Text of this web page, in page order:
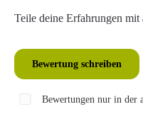
Teile deine Erfahrungen mit
Bewertung schreiben
Bewertungen nur in der